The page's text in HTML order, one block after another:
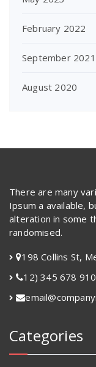
February 2022
September 2021
August 2020
There are many
Ipsum a available,
alteration in some
randomised.
198 Collins St,
12) 345 678 910
Categories